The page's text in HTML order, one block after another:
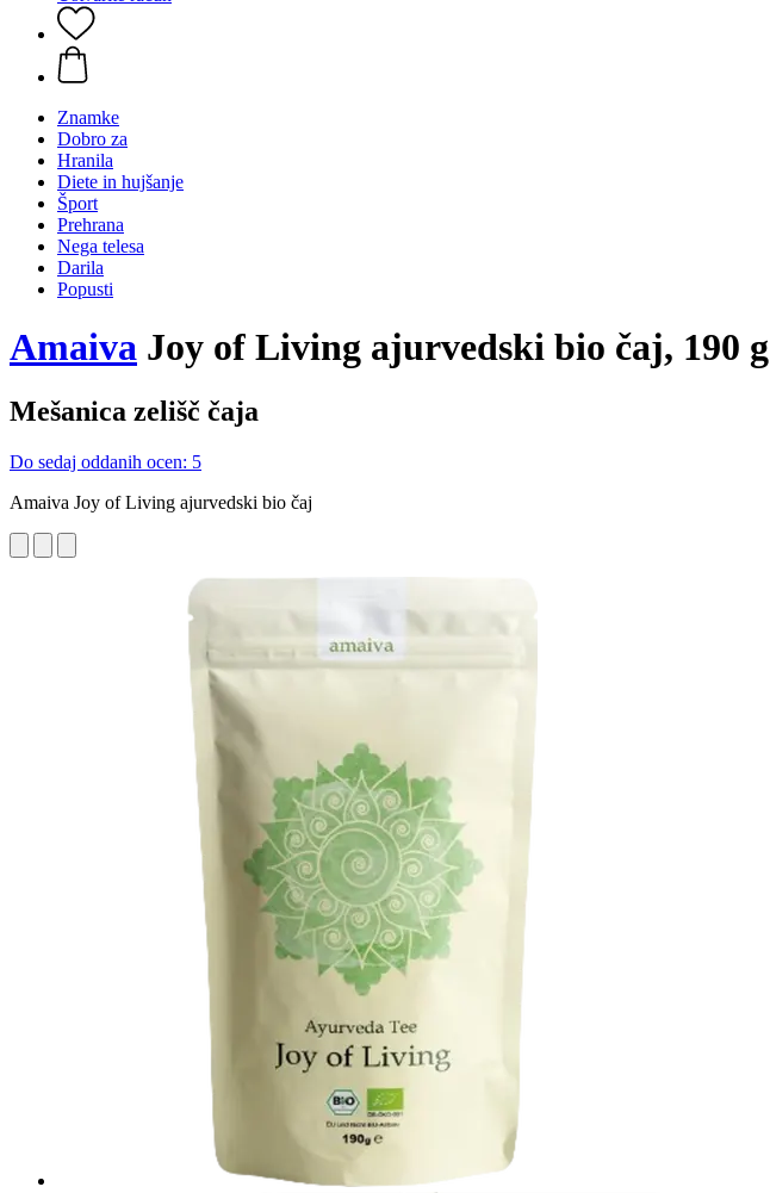
Znamke
Dobro za
Hranila
Diete in hujšanje
Šport
Prehrana
Nega telesa
Darila
Popusti
Amaiva Joy of Living ajurvedski bio čaj, 190 g
Mešanica zelišč čaja
Do sedaj oddanih ocen: 5
Amaiva Joy of Living ajurvedski bio čaj